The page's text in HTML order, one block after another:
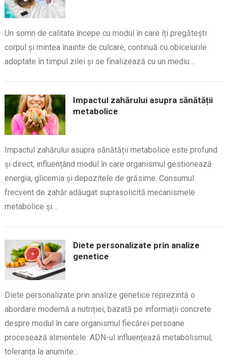
Un somn de calitate începe cu modul în care îți pregătești
corpul și mintea înainte de culcare, continuă cu obiceiurile
adoptate în timpul zilei și se finalizează cu un mediu…
Impactul zahărului asupra sănătății
metabolice
Impactul zahărului asupra sănătății metabolice este profund
și direct, influențând modul în care organismul gestionează
energia, glicemia și depozitele de grăsime. Consumul
frecvent de zahăr adăugat suprasolicită mecanismele
metabolice și…
Diete personalizate prin analize
genetice
Diete personalizate prin analize genetice reprezintă o
abordare modernă a nutriției, bazată pe informații concrete
despre modul în care organismul fiecărei persoane
procesează alimentele. ADN-ul influențează metabolismul,
toleranța la anumite…